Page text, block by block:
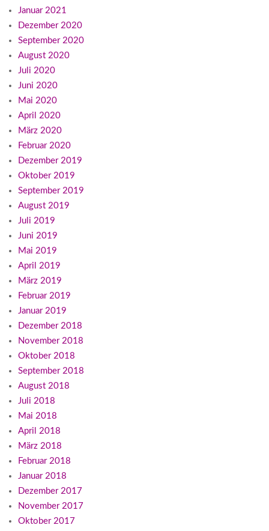
Januar 2021
Dezember 2020
September 2020
August 2020
Juli 2020
Juni 2020
Mai 2020
April 2020
März 2020
Februar 2020
Dezember 2019
Oktober 2019
September 2019
August 2019
Juli 2019
Juni 2019
Mai 2019
April 2019
März 2019
Februar 2019
Januar 2019
Dezember 2018
November 2018
Oktober 2018
September 2018
August 2018
Juli 2018
Mai 2018
April 2018
März 2018
Februar 2018
Januar 2018
Dezember 2017
November 2017
Oktober 2017